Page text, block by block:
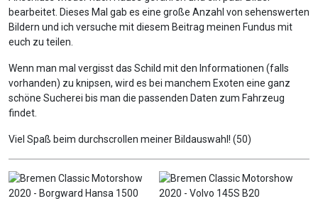
bearbeitet. Dieses Mal gab es eine große Anzahl von sehenswerten
Bildern und ich versuche mit diesem Beitrag meinen Fundus mit
euch zu teilen.
Wenn man mal vergisst das Schild mit den Informationen (falls
vorhanden) zu knipsen, wird es bei manchem Exoten eine ganz
schöne Sucherei bis man die passenden Daten zum Fahrzeug
findet.
Viel Spaß beim durchscrollen meiner Bildauswahl! (50)